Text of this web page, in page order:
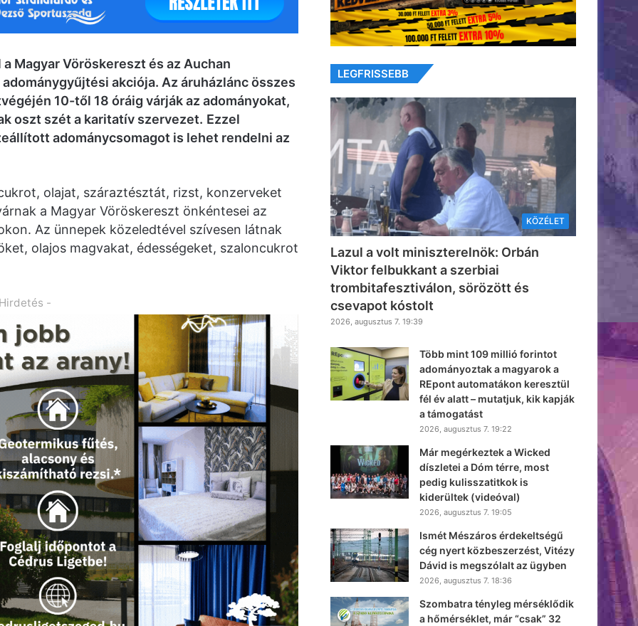
Magyar Vöröskereszt és az Auchan
akciója. Az áruházlánc összes
10-től 18 óráig várják az adományokat,
oszt szét a karitatív szervezet. Ezzel
adománycsomagot is lehet rendelni az
olajat, száraztésztát, rizst, konzerveket
a Magyar Vöröskereszt önkéntesei az
Az ünnepek közeledtével szívesen látnak
olajos magvakat, édességeket, szaloncukrot
-
LEGFRISSEBB
KÖZÉLET
Lazul a volt miniszterelnök: Orbán
Viktor felbukkant a szerbiai
trombitafesztiválon, sörözött és
csevapot kóstolt
2026, augusztus 7. 19:39
Több mint 109 millió forintot
adományoztak a magyarok a
REpont automatákon keresztül
fél év alatt – mutatjuk, kik kapják
a támogatást
2026, augusztus 7. 19:22
Már megérkeztek a Wicked
díszletei a Dóm térre, most
pedig kulisszatitkok is
kiderültek (videóval)
2026, augusztus 7. 19:05
Ismét Mészáros érdekeltségű
cég nyert közbeszerzést, Vitézy
Dávid is megszólalt az ügyben
2026, augusztus 7. 18:36
Szombatra tényleg mérséklődik
a hőmérséklet, már “csak” 32